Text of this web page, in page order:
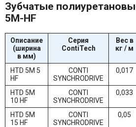
Зубчатые
5M-HF
Описание
(ширина
в мм)
Серия
ContiTech
Вес в
кг / м
HTD 5M 5
HF
CONTI
SYNCHRODRIVE
0,017
HTD 5M
10 HF
CONTI
SYNCHRODRIVE
0,033
HTD 5M
15 HF
CONTI
SYNCHRODRIVE
0,05